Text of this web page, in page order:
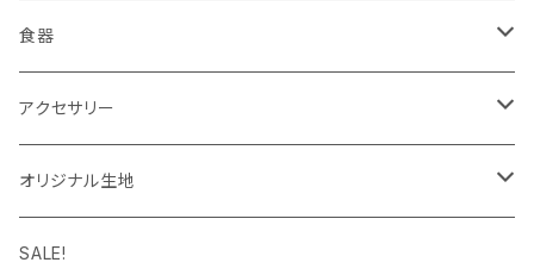
インク
タイツ・レギンス
靴下
パーカー
キャップ・ハット
トートバッグ
ケース
キーホルダー
ハンカチ
食器
マグカップ
カップ＆ソーサー
アクセサリー
ブローチ
オリジナル生地
オックスフォード
SALE!